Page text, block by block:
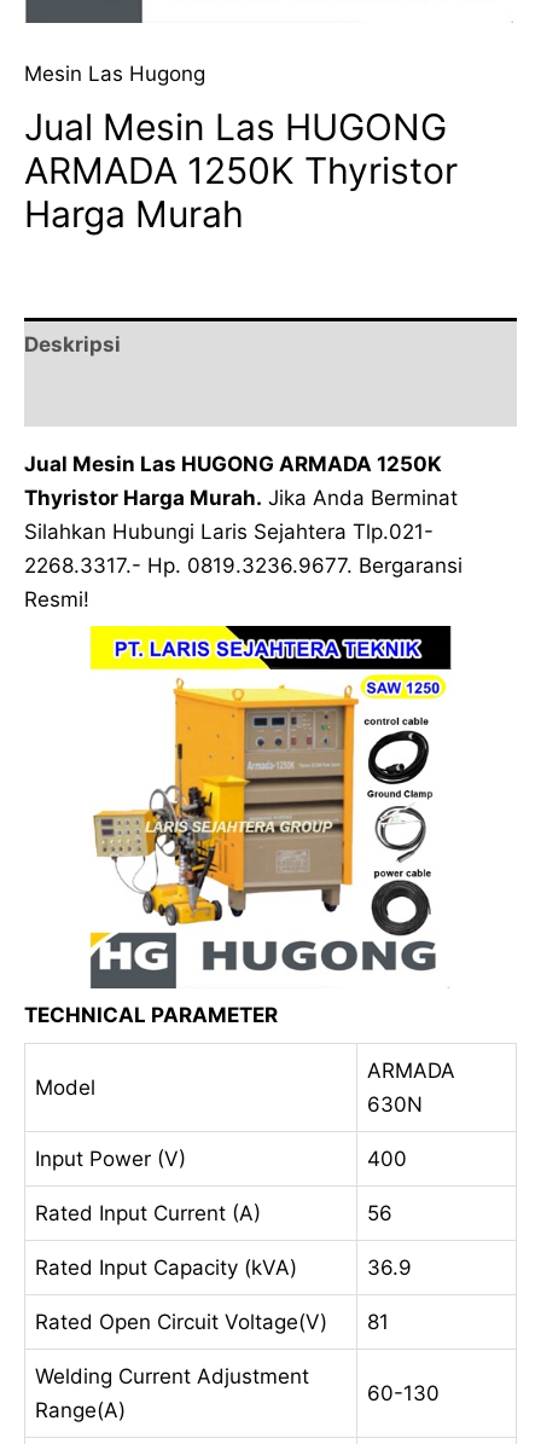
Mesin Las Hugong
Jual Mesin Las HUGONG
ARMADA 1250K Thyristor
Harga Murah
Deskripsi
Jual Mesin Las HUGONG ARMADA 1250K
Thyristor Harga Murah. Jika Anda Berminat
Silahkan Hubungi Laris Sejahtera Tlp.021-
2268.3317.- Hp. 0819.3236.9677. Bergaransi
Resmi!
TECHNICAL PARAMETER
Model
ARMADA
630N
Input Power (V) 400
Rated Input Current (A) 56
Rated Input Capacity (kVA) 36.9
Rated Open Circuit Voltage(V) 81
Welding Current Adjustment
Range(A)
60-130